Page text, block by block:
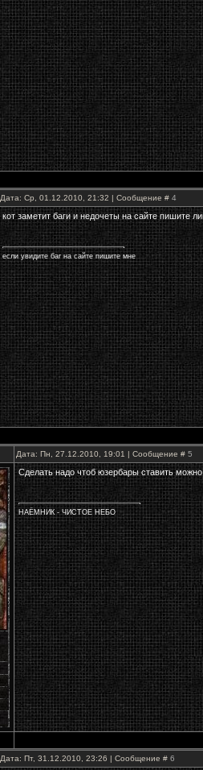
Дата: Ср, 01.12.2010, 21:32 | Сообщение # 4
кот заметит баги и недочеты на сайте пишите
если увидите баг на сайте пишите мне
Дата: Пн, 27.12.2010, 19:01 | Сообщение # 5
Сделать надо чтоб юзербары ставить
НАЁМНИК - ЧИСТОЕ НЕБО
Дата: Пт, 31.12.2010, 23:26 | Сообщение # 6